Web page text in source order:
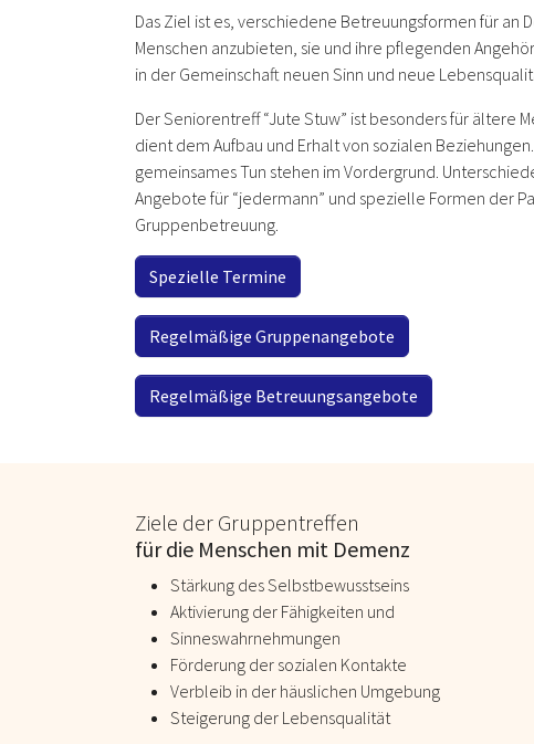
Das Ziel ist es, verschiedene Betreuungsformen für an
Menschen anzubieten, sie und ihre pflegenden
in der Gemeinschaft neuen Sinn und neue
Der Seniorentreff “Jute Stuw” ist besonders für ältere
dient dem Aufbau und Erhalt von sozialen
gemeinsames Tun stehen im Vordergrund.
Angebote für “jedermann” und spezielle Formen der
Gruppenbetreuung.
Spezielle Termine
Regelmäßige Gruppenangebote
Regelmäßige Betreuungsangebote
Ziele der Gruppentreffen
für die Menschen mit Demenz
Stärkung des Selbstbewusstseins
Aktivierung der Fähigkeiten und
Sinneswahrnehmungen
Förderung der sozialen Kontakte
Verbleib in der häuslichen Umgebung
Steigerung der Lebensqualität